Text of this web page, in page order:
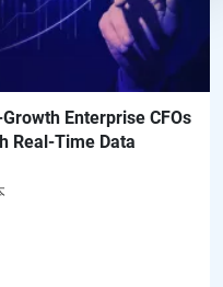
Enterprise CFOs
Real-Time Data